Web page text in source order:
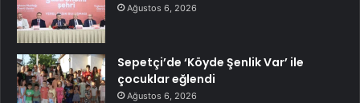
Ağustos 6, 2026
Sepetçi’de ‘Köyde Şenlik Var’ ile
çocuklar eğlendi
Ağustos 6, 2026